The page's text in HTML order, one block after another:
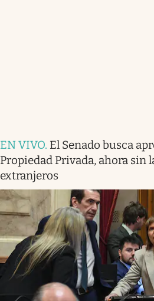
EN VIVO. El Senado busca
Propiedad Privada, ahora sin
extranjeros